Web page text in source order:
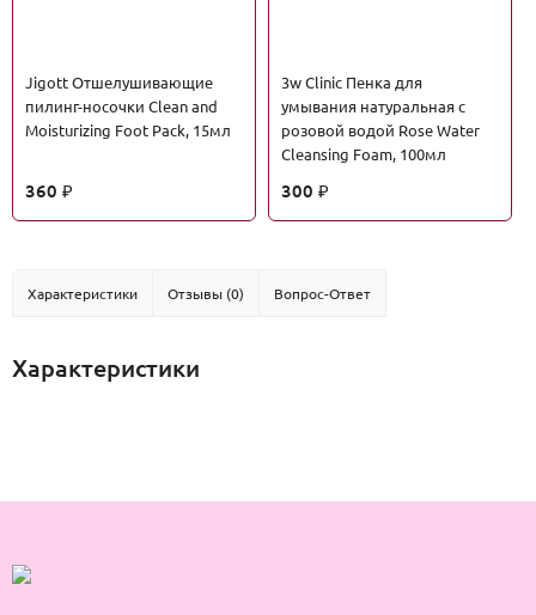
Jigott Отшелушивающие
пилинг-носочки Clean and
Moisturizing Foot Pack, 15мл
360 ₽
3w Clinic Пенка для
умывания натуральная с
розовой водой Rose Water
Cleansing Foam, 100мл
300 ₽
Характеристики Отзывы (0) Вопрос-Ответ
Характеристики